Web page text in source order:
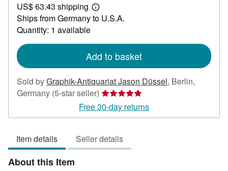
142.54
US$ 63.43 shipping
Learn
more
Ships from Germany to U.S.A.
Quantity: 1 available
Add to basket
Sold byGraphik-Antiquariat Jason Düssel, Berlin,
Germany (5-star seller) Seller
rating
5
of
5
Free 30-day returns
Item details Seller details
About this Item